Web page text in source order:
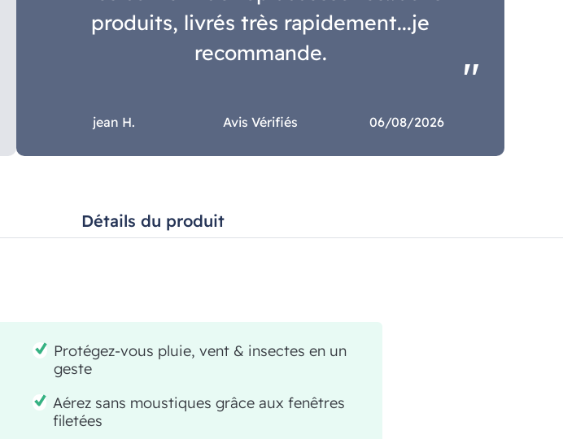
produits, livrés très rapidement...je
recommande.
jean H. Avis Vérifiés 06/08/2026
Détails du produit
Protégez-vous pluie, vent & insectes en un
geste
Aérez sans moustiques grâce aux fenêtres
filetées